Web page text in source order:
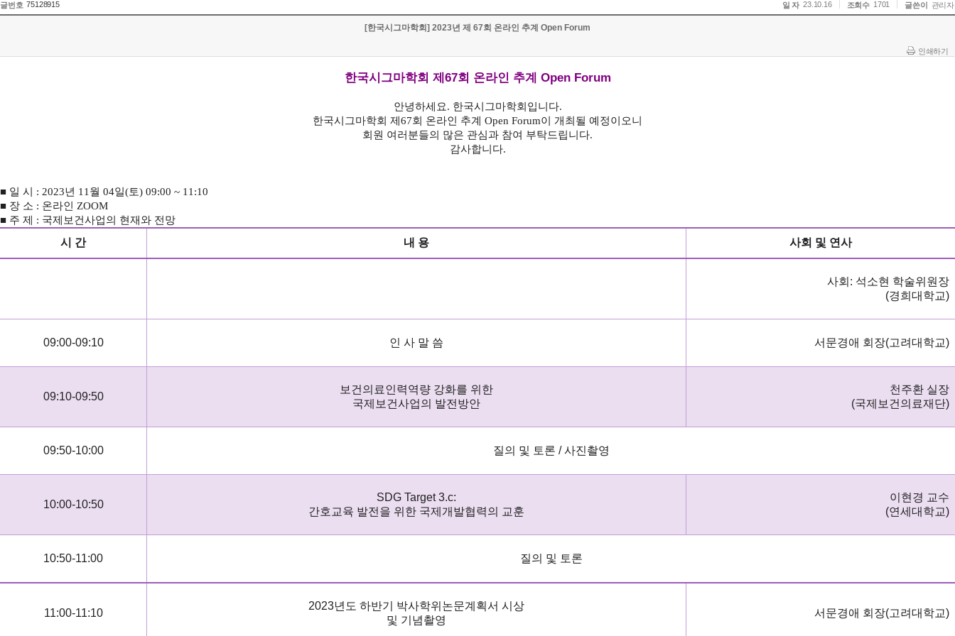
글번호 75128915 일 자 23.10.16 조회수 1701 글쓴이 관리자
[한국시그마학회] 2023년 제 67회 온라인 추계 Open Forum
인쇄하기
한국시그마학회 제67회 온라인 추계 Open Forum
안녕하세요. 한국시그마학회입니다.
한국시그마학회 제 67회 온라인 추계 Open Forum이 개최될 예정이오니
회원 여러분들의 많은 관심과 참여 부탁드립니다.
감사합니다.
■ 일 시 : 2023년 11 월 04일(토) 09:00 ~ 11:10
■ 장 소 : 온라인 ZOOM
■ 주 제 : 국제보건사업의 현재와 전망
시 간 내 용 사회 및 연사
사회 : 석소현 학술위원장
(경희대학교)
09:00-09:10 인 사 말 씀 서문경애 회장(고려대학교)
09:10-09:50
보건의료인력역량 강화를 위한
국제보건사업의 발전방안
천주환 실장
(국제보건의료재단)
09:50-10:00 질의 및 토론 /사진촬영
10:00-10:50
SDG Target 3.c:
간호교육 발전을 위한 국제개발협력의 교훈
이현경 교수
(연세대학교)
10:50-11:00 질의 및 토론
11:00-11:10
2023년도 하반기 박사학위논문계획서 시상
및 기념촬영
서문경애 회장(고려대학교)